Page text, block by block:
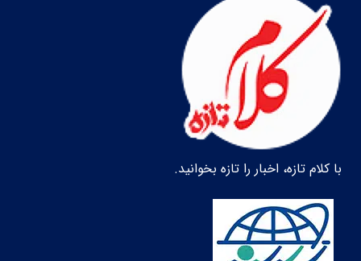
با کلام تازه، اخبار را تازه بخوانید.